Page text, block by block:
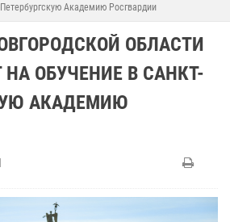
Академию Росгвардии
ОБЛАСТИ
ОБУЧЕНИЕ В САНКТ-
АКАДЕМИЮ